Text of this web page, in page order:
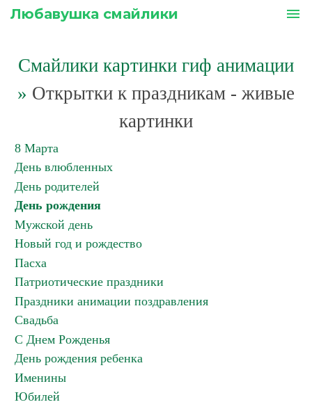
Любавушка смайлики menu
Смайлики картинки гиф анимации
» Открытки к праздникам - живые
картинки
8 Марта
День влюбленных
День родителей
День рождения
Мужской день
Новый год и рождество
Пасха
Патриотические праздники
Праздники анимации поздравления
Свадьба
С Днем Рожденья
День рождения ребенка
Именины
Юбилей